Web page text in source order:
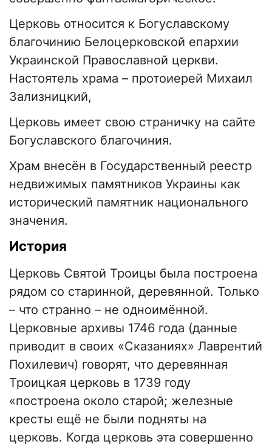
Церковь относится к Богуславскому
благочинию Белоцерковской епархии
Украинской Православной церкви.
Настоятель храма – протоиерей Михаил
Зализницкий,
Церковь имеет свою страничку на сайте
Богуславского благочиния.
Храм внесён в Государственный реестр
недвижимых памятников Украины как
исторический памятник национального
значения.
История
Церковь Святой Троицы была построена
рядом со старинной, деревянной. Только
– что странно – не одноимённой.
Церковные архивы 1746 года (данные
приводит в своих «Сказаниях» Лаврентий
Похилевич) говорят, что деревянная
Троицкая церковь в 1739 году
«построена около старой; железные
кресты ещё не были подняты на
церковь. Когда церковь эта совершенно